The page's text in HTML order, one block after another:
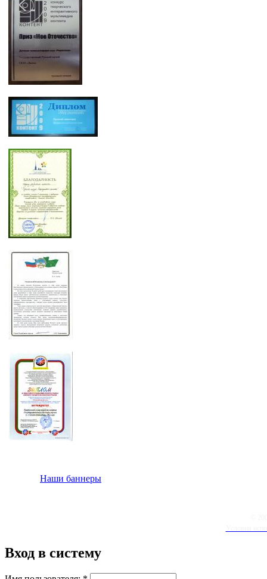
Наши баннеры
Вход в систему